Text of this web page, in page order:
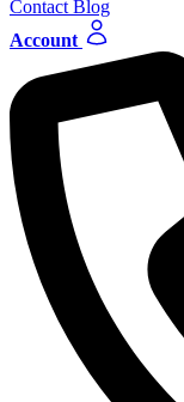
Contact Blog
Account